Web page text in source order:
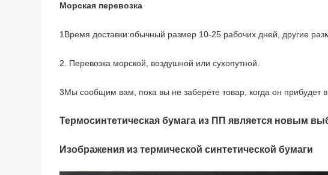
Морская перевозка
1Время доставки:обычный размер 10-25 рабочих дней, другие
2. Перевозка морской, воздушной или сухопутной.
3Мы сообщим вам, пока вы не заберёте товар, когда он прибудет в
Термосинтетическая бумага из ПП является новым
Изображения из термической синтетической бумаги